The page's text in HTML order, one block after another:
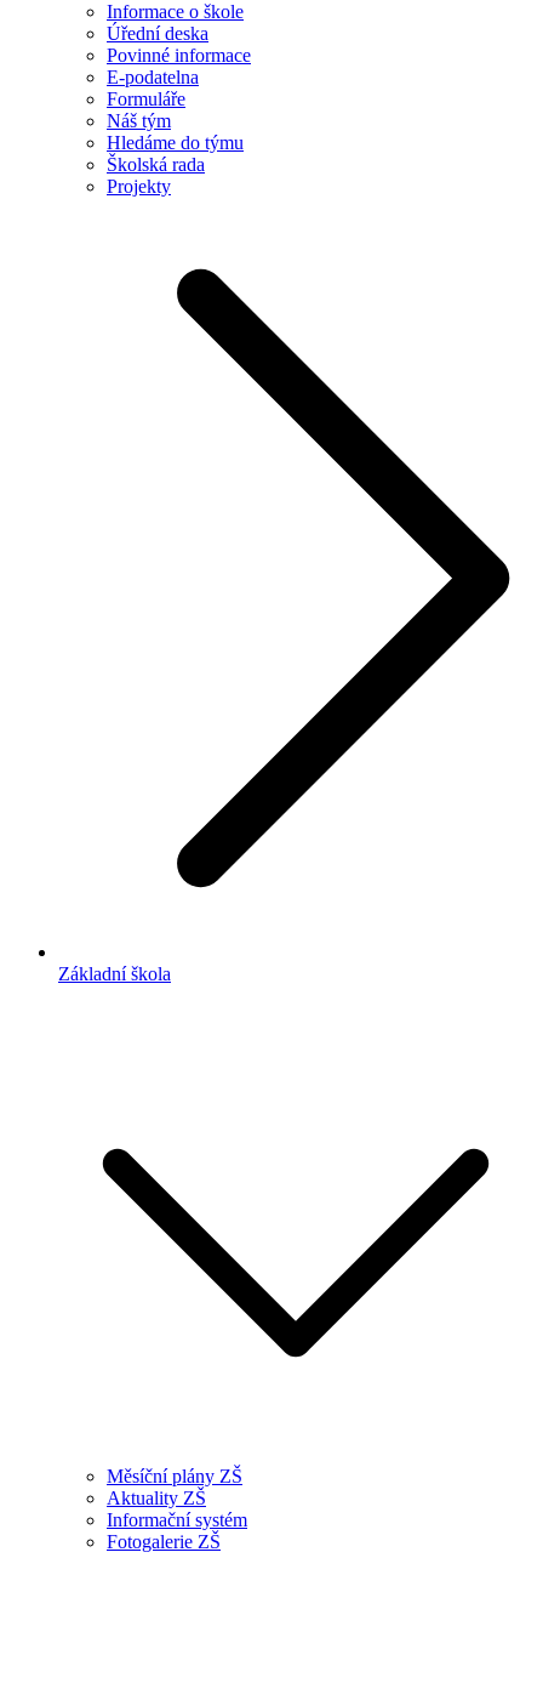
Informace o škole
Úřední deska
Povinné informace
E-podatelna
Formuláře
Náš tým
Hledáme do týmu
Školská rada
Projekty
Základní škola
Měsíční plány ZŠ
Aktuality ZŠ
Informační systém
Fotogalerie ZŠ